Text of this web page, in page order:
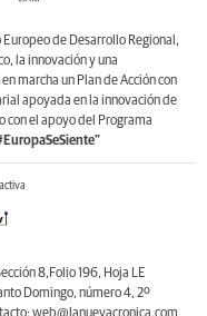
de Desarrollo Regional,
la innovación y una
marcha un Plan de Acción con
apoyada en la innovación de
con el apoyo del Programa
8,Folio 196, Hoja LE
Domingo, número 4, 2º